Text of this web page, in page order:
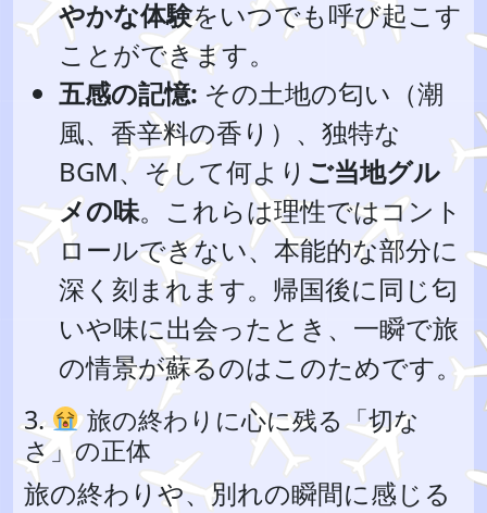
やかな体験をいつでも呼び起こす
ことができます。
五感の記憶: その土地の匂い（潮
風、香辛料の香り）、独特な
BGM、そして何より ご当地グル
メの味。これらは理性ではコント
ロールできない、本能的な部分に
深く刻まれます。帰国後に同じ匂
いや味に出会ったとき、一瞬で旅
の情景が蘇るのはこのためです。
3.
旅の終わりに心に残る「切な
さ」の正体
旅の終わりや、別れの瞬間に感じる